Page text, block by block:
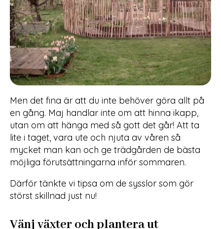
Men det fina är att du inte behöver göra allt på
en gång. Maj handlar inte om att hinna ikapp,
utan om att hänga med så gott det går! Att ta
lite i taget, vara ute och njuta av våren så
mycket man kan och ge trädgården de bästa
möjliga förutsättningarna inför sommaren.
Därför tänkte vi tipsa om de sysslor som gör
störst skillnad just nu!
Vänj växter och plantera ut